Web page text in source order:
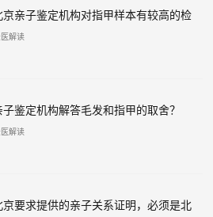
京亲子鉴定机构对指甲样本有较高的检
解读
子鉴定机构解答毛发和指甲的取舍？
解读
京要求提供的亲子关系证明，必须是北